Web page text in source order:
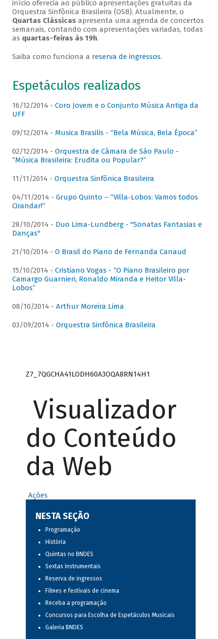
início oferecia ao público apresentações gratuitas da
Orquestra Sinfônica Brasileira (OSB). Atualmente, o
Quartas Clássicasapresenta uma agenda de concertos
semanais, contando com apresentações variadas, todas
as quartas-feiras às 19h.
Saiba como funciona a reserva de ingressos.
Espetáculos realizados
16/12/2014 - Coro Jovem e o Conjunto Música Antiga da
UFF
09/12/2014 - Musica Brasilis - “Bela Música, Bela Época”
02/12/2014 - Orquestra de Câmara de São Paulo -
“Música Brasileira: Erudita ou Popular?”
11/11/2014 - Orquestra Sinfônica Brasileira
04/11/2014 - Grupo Quinto – “Villa-Lobos: Vamos todos
Cirandar!”
28/10/2014 - Duo Lima-Lundberg - "Sonatas Fantasias e
Danças"
21/10/2014 - O Brasil do Piano de Fernanda Canaud
15/10/2014 - Cristiano Vogas - “O Piano Brasileiro por
Camargo Guarnieri, Ronaldo Miranda e Heitor Villa-
Lobos”
08/10/2014 - Arthur Moreira Lima
03/09/2014 - Orquestra Sinfônica Brasileira
Z7_7QGCHA41LODH60A3OQA8RN14H1
Visualizador
do Conteúdo
da Web
Ações
NESTA SEÇÃO
Programação
História
Quintas no BNDES
Sextas instrumentais
Reserva de ingressos
Filmes e festivais de cinema
Receba a programação
Concursos para Escolha de Espetáculos Musicais
Galeria BNDES